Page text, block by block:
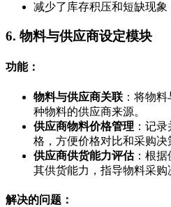
减少了库存积压和短缺现象
6. 物料与供应商设定模块
功能：
物料与供应商关联 ：将物
种物料的供应商来源。
供应商物料价格管理 ：记
格，方便价格对比和采购决
供应商供货能力评估：根据
其供货能力，指导物料采购
解决的问题：